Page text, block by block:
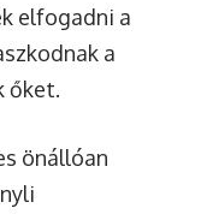
elfogadni a
a
őket.
önállóan